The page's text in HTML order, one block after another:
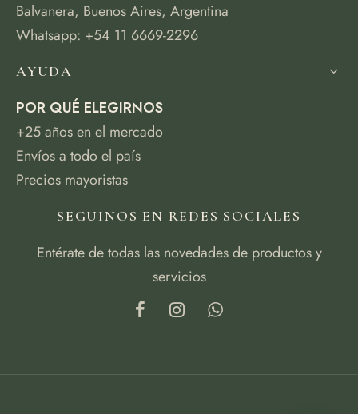
Balvanera, Buenos Aires, Argentina
Whatsapp: +54 11 6669-2296
AYUDA
POR QUÉ ELEGIRNOS
+25 años en el mercado
Envíos a todo el país
Precios mayoristas
SEGUINOS EN REDES SOCIALES
Entérate de todas las novedades de productos y
servicios